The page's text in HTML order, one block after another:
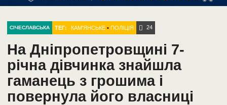
СІЧЕСЛАВСЬКА ТЕГ: КАМ'ЯНСЬКЕ •ПОЛІЦІЯ 24
На Дніпропетровщині 7-
річна дівчинка знайшла
гаманець з грошима і
повернула його власниці